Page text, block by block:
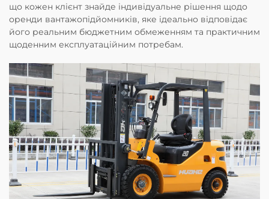
що кожен клієнт знайде індивідуальне рішення щодо
оренди вантажопідйомників, яке ідеально відповідає
його реальним бюджетним обмеженням та практичним
щоденним експлуатаційним потребам.